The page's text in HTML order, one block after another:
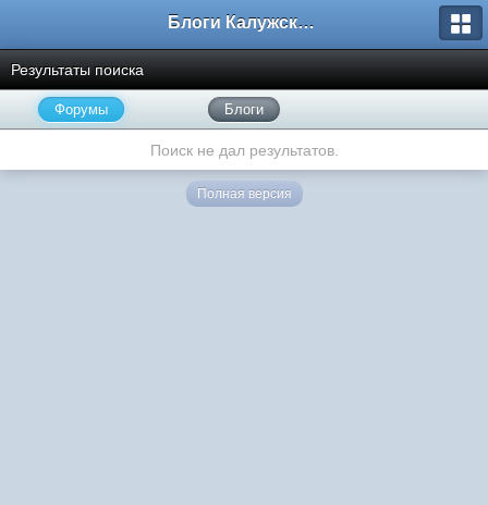
Блоги Калужского перекрестка
Результаты поиска
Форумы Блоги
Поиск не дал результатов.
Полная версия